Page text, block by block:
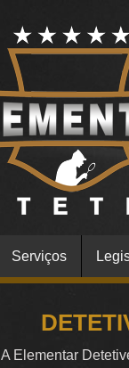
Serviços
A Elementar